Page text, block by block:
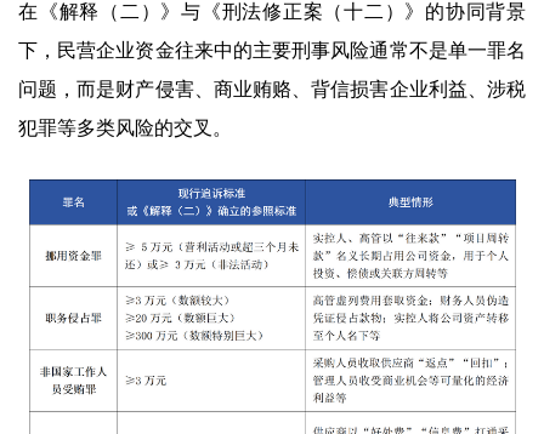
在《解释（二）》与《刑法修正案（十二）》的协同背景
下，民营企业资金往来中的主要刑事风险通常不是单一罪名
问题，而是财产侵害、商业贿赂、背信损害企业利益、涉税
犯罪等多类风险的交叉。